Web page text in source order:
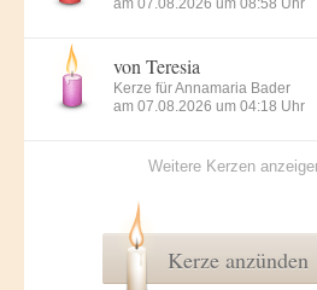
am 07.08.2026 um 08:58 Uhr
von Teresia
Kerze für Annamaria Bader
am 07.08.2026 um 04:18 Uhr
Weitere Kerzen
Kerze anzünden